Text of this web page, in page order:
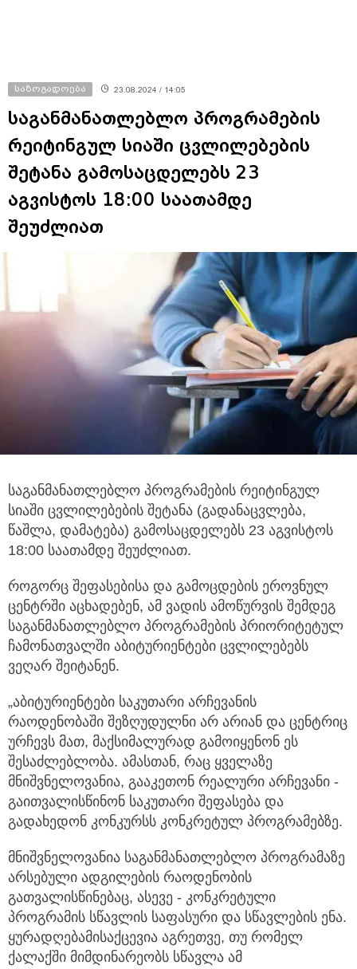
საზოგადოება 23.08.2024 / 14:05
საგანმანათლებლო პროგრამების
რეიტინგულ სიაში ცვლილებების
შეტანა გამოსაცდელებს 23
აგვისტოს 18:00 საათამდე
შეუძლიათ
საგანმანათლებლო პროგრამების რეიტინგულ
სიაში ცვლილებების შეტანა (გადანაცვლება,
წაშლა, დამატება) გამოსაცდელებს 23 აგვისტოს
18:00 საათამდე შეუძლიათ.
როგორც შეფასებისა და გამოცდების ეროვნულ
ცენტრში აცხადებენ, ამ ვადის ამოწურვის შემდეგ
საგანმანათლებლო პროგრამების პრიორიტეტულ
ჩამონათვალში აბიტურიენტები ცვლილებებს
ვეღარ შეიტანენ.
„აბიტურიენტები საკუთარი არჩევანის
რაოდენობაში შეზღუდულნი არ არიან და ცენტრიც
ურჩევს მათ, მაქსიმალურად გამოიყენონ ეს
შესაძლებლობა. ამასთან, რაც ყველაზე
მნიშვნელოვანია, გააკეთონ რეალური არჩევანი -
გაითვალისწინონ საკუთარი შეფასება და
გადახედონ კონკურსს კონკრეტულ პროგრამებზე.
მნიშვნელოვანია საგანმანათლებლო პროგრამაზე
არსებული ადგილების რაოდენობის
გათვალისწინებაც, ასევე - კონკრეტული
პროგრამის სწავლის საფასური და სწავლების ენა.
ყურადღებამისაქცევია აგრეთვე, თუ რომელ
ქალაქში მიმდინარეობს სწავლა ამ